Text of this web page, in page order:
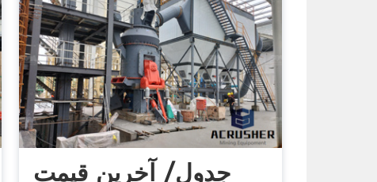
جدول/ آخرین قیمت